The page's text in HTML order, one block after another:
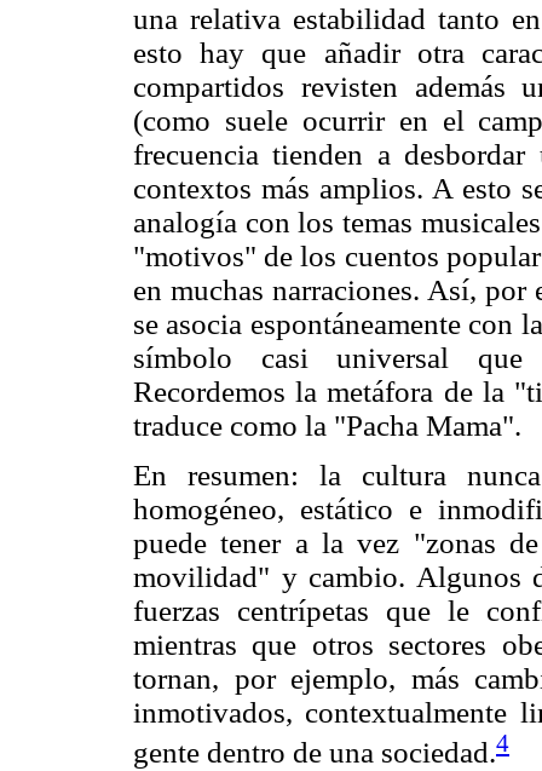
una relativa estabilidad tanto
esto hay que añadir otra
compartidos revisten además
(como suele ocurrir en el
frecuencia tienden a
contextos más amplios. A esto
analogía con los temas
"motivos" de los cuentos
en muchas narraciones. Así,
se asocia espontáneamente con
símbolo casi universal que
Recordemos la metáfora de la
traduce como la "Pacha Mama".
En resumen: la cultura
homogéneo, estático e
puede tener a la vez "zonas
movilidad" y cambio. Algunos
fuerzas centrípetas que le
mientras que otros sectores
tornan, por ejemplo, más
inmotivados, contextualmente
gente dentro de una sociedad.4